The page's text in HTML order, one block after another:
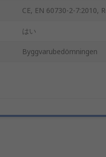
CE, EN 60730-2-7:2010,
はい
Byggvarubedömningen